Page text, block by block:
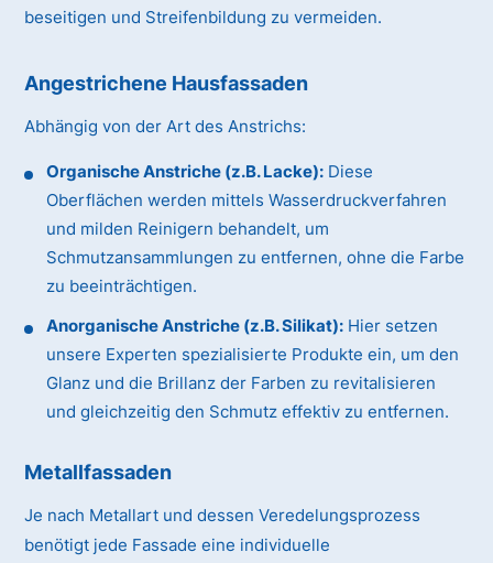
beseitigen und Streifenbildung zu vermeiden.
Angestrichene Hausfassaden
Abhängig von der Art des Anstrichs:
Organische Anstriche (z.B. Lacke): Diese
Oberflächen werden mittels Wasserdruckverfahren
und milden Reinigern behandelt, um
Schmutzansammlungen zu entfernen, ohne die Farbe
zu beeinträchtigen.
Anorganische Anstriche (z.B. Silikat): Hier setzen
unsere Experten spezialisierte Produkte ein, um den
Glanz und die Brillanz der Farben zu revitalisieren
und gleichzeitig den Schmutz effektiv zu entfernen.
Metallfassaden
Je nach Metallart und dessen Veredelungsprozess
benötigt jede Fassade eine individuelle